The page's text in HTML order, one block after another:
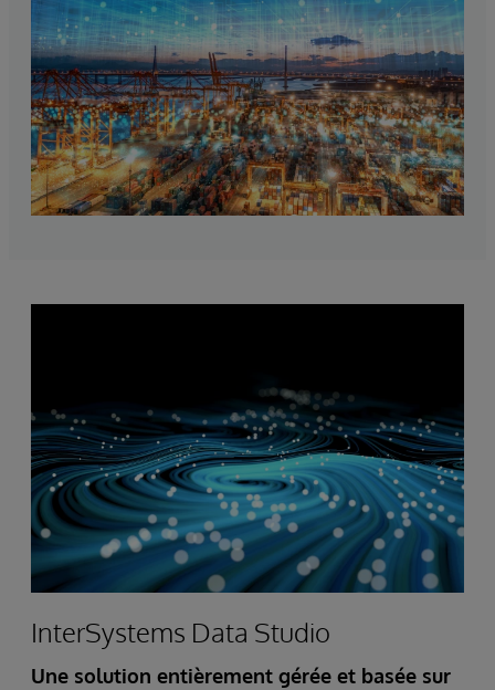
InterSystems Data Studio
Une solution entièrement gérée et basée sur